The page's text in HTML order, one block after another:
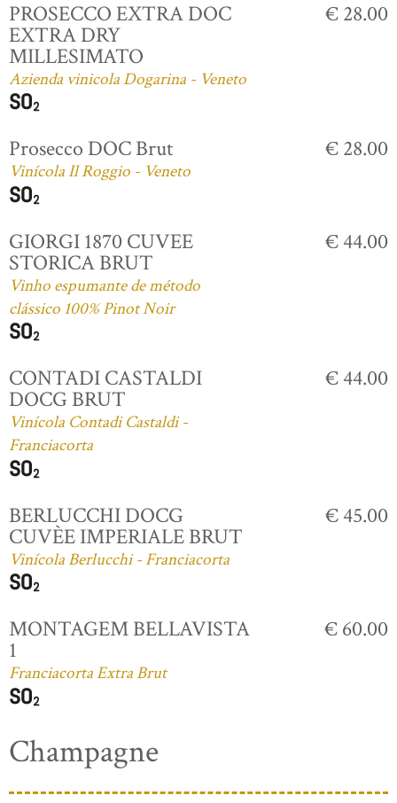
PROSECCO EXTRA DOC
EXTRA DRY
MILLESIMATO
Azienda vinicola Dogarina - Veneto
€ 28.00
Prosecco DOC Brut
Vinícola Il Roggio - Veneto
€ 28.00
GIORGI 1870 CUVEE
STORICA BRUT
Vinho espumante de método
clássico 100% Pinot Noir
€ 44.00
CONTADI CASTALDI
DOCG BRUT
Vinícola Contadi Castaldi -
Franciacorta
€ 44.00
BERLUCCHI DOCG
CUVÈE IMPERIALE BRUT
Vinícola Berlucchi - Franciacorta
€ 45.00
MONTAGEM BELLAVISTA
1
Franciacorta Extra Brut
€ 60.00
Champagne